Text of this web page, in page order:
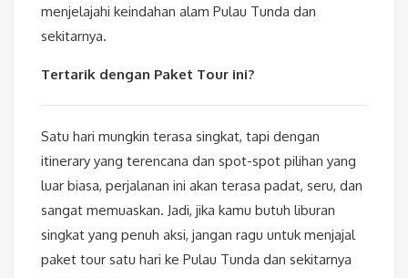
menjelajahi keindahan alam Pulau Tunda dan
sekitarnya.
Tertarik dengan Paket Tour ini?
Satu hari mungkin terasa singkat, tapi dengan
itinerary yang terencana dan spot-spot pilihan yang
luar biasa, perjalanan ini akan terasa padat, seru, dan
sangat memuaskan. Jadi, jika kamu butuh liburan
singkat yang penuh aksi, jangan ragu untuk menjajal
paket tour satu hari ke Pulau Tunda dan sekitarnya